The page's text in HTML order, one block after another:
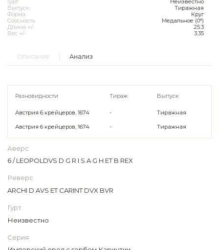
Гурт
Неизвестно
Выпуск
Тиражная
Форма
Круг
Соосность
Медальное (0°)
Длина +/-
25.3
Вес +/-
3.35
Описание Анализ
Разновидности Тираж Выпуск
Австрия 6 крейцеров, 1674 - Тиражная
Австрия 6 крейцеров, 1674 - Тиражная
Аверс
6 / LEOPOLDVS D G R I S A G H ET B REX
Реверс
ARCHI D AVS ET CARINT DVX BVR
Гурт
Неизвестно
Серия